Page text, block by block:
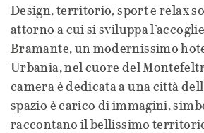
Design, territorio, sport e relax
attorno a cui si sviluppa
Bramante, un modernissimo
Urbania, nel cuore del
camera è dedicata a una città
spazio è carico di immagini,
raccontano il bellissimo